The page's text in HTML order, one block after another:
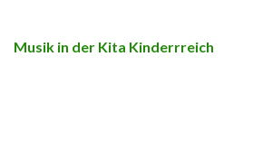
Musik in der Kita Kinderrreich